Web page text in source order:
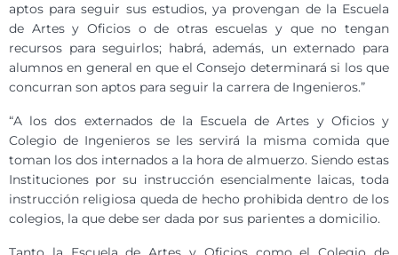
aptos para seguir sus estudios, ya provengan de la Escuela
de Artes y Oficios o de otras escuelas y que no tengan
recursos para seguirlos; habrá, además, un externado para
alumnos en general en que el Consejo determinará si los que
concurran son aptos para seguir la carrera de Ingenieros.”
“A los dos externados de la Escuela de Artes y Oficios y
Colegio de Ingenieros se les servirá la misma comida que
toman los dos internados a la hora de almuerzo. Siendo estas
Instituciones por su instrucción esencialmente laicas, toda
instrucción religiosa queda de hecho prohibida dentro de los
colegios, la que debe ser dada por sus parientes a domicilio.